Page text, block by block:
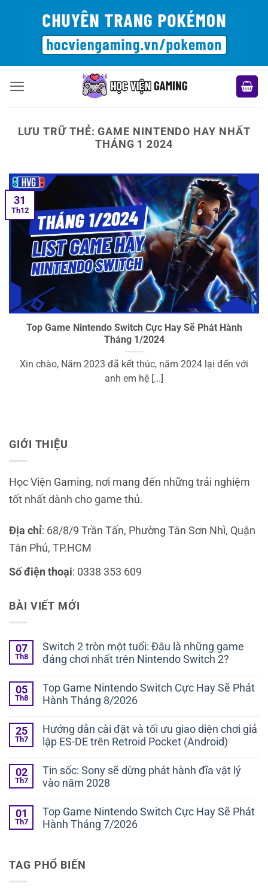
LƯU TRỮ THẺ:GAME NINTENDO HAY NHẤT
THÁNG 1 2024
Top Game Nintendo Switch Cực Hay Sẽ Phát Hành
Tháng 1/2024
Xin chào, Năm 2023 đã kết thúc, năm 2024 lại đến với
anh em hệ [...]
31
Th12
GIỚI THIỆU
Học Viện Gaming, nơi mang đến những trải nghiệm
tốt nhất dành cho game thủ.
Địa chỉ: 68/8/9 Trần Tấn, Phường Tân Sơn Nhì, Quận
Tân Phú, TP.HCM
Số điện thoại: 0338 353 609
BÀI VIẾT MỚI
07
Th8
Switch 2 tròn một tuổi: Đâu là những game
đáng chơi nhất trên Nintendo Switch 2?
bình
luận
2
tròn
một
những
game
chơi
nhất
trên
05
Th8
Top Game Nintendo Switch Cực Hay Sẽ Phát
Hành Tháng 8/2026
bình
luận
Game
Nintendo
Switch
Sẽ
Phát
Hành
25
Th7
Hướng dẫn cài đặt và tối ưu giao diện chơi giả
lập ES-DE trên Retroid Pocket (Android)
có
bình
luận
dẫn
cài
đặt
giao
diện
02
Th7
Tin sốc: Sony sẽ dừng phát hành đĩa vật lý
vào năm 2028
bình
luận
Sony
sẽ
01
Th7
Top Game Nintendo Switch Cực Hay Sẽ Phát
Hành Tháng 7/2026
luận
TAG PHỔ BIẾN